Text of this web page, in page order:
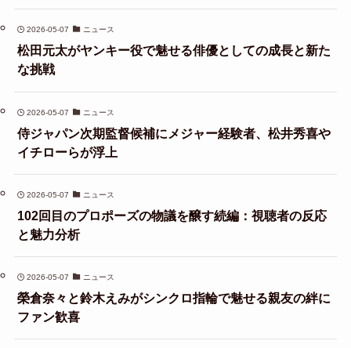
2026-05-07 ニュース
松田元太がヤンキー役で魅せる俳優としての成長と新た
な挑戦
2026-05-07 ニュース
侍ジャパン次期監督候補にメジャー経験者、松井秀喜や
イチローらが浮上
2026-05-07 ニュース
102回目のプロポーズの物議を醸す続編：視聴者の反応
と魅力分析
2026-05-07 ニュース
榮倉奈々と鈴木えみがシンクロ指輪で魅せる親友の絆に
ファン歓喜